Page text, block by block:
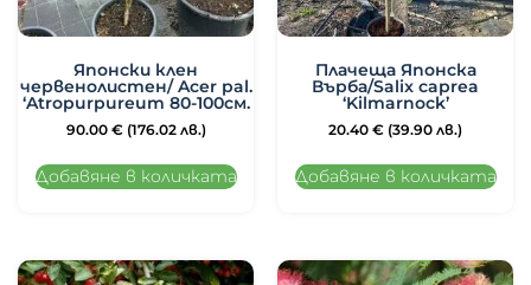
Японски клен
червенолистен/ Acer pal.
‘Atropurpureum 80-100см.
90.00 € (176.02 лв.)
Добавяне в количката
Плачеща Японска
Върба/Salix caprea
‘Kilmarnock’
20.40 € (39.90 лв.)
Добавяне в количката